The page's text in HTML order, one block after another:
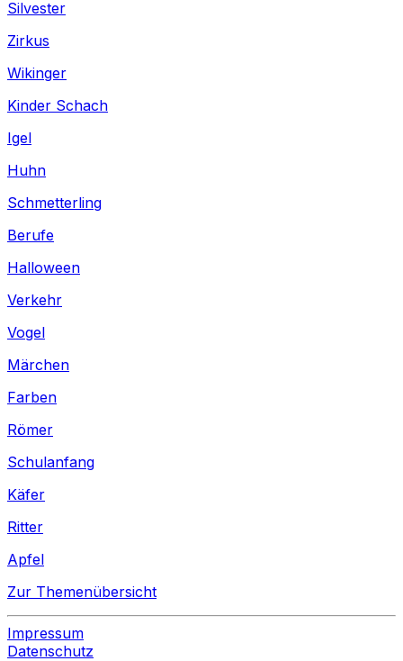
Silvester
Zirkus
Wikinger
Kinder Schach
Igel
Huhn
Schmetterling
Berufe
Halloween
Verkehr
Vogel
Märchen
Farben
Römer
Schulanfang
Käfer
Ritter
Apfel
Zur Themenübersicht
Impressum
Datenschutz